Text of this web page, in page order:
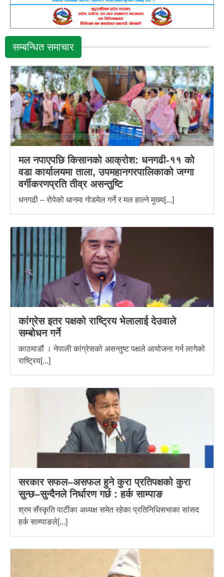
सम्बन्धित समाचार
मल नपाएपछि किसानको आक्रोश: धनगढी-११ को
वडा कार्यालयमा ताला, उपमहानगरपालिकाको जग्गा
वर्गीकरणप्रति तीव्र असन्तुष्टि
धनगढी – रोपेको धानमा गोडमेल गर्ने र मल हाल्ने मुख्य[...]
कांग्रेस इतर पक्षको राष्ट्रिय भेलालाई देउवाले
सम्बोधन गर्ने
काठमाडौं । नेपाली कांग्रेसको असन्तुष्ट पक्षले आयोजना गर्न लागेको
राष्ट्रिय[...]
सरकार सफल–असफल हुने कुरा प्रतिपक्षको कुरा
सुन्छ–सुन्दैनले निर्धारण गर्छ : हर्क साम्पाङ
श्रम सँस्कृति पार्टीका अध्यक्ष समेत रहेका प्रतिनिधिसभाका सांसद
हर्क साम्पाङले[...]